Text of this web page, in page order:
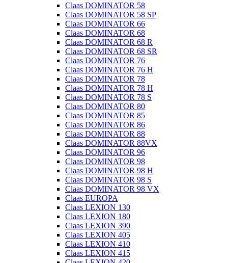
Claas DOMINATOR 58
Claas DOMINATOR 58 SP
Claas DOMINATOR 66
Claas DOMINATOR 68
Claas DOMINATOR 68 R
Claas DOMINATOR 68 SR
Claas DOMINATOR 76
Claas DOMINATOR 76 H
Claas DOMINATOR 78
Claas DOMINATOR 78 H
Claas DOMINATOR 78 S
Claas DOMINATOR 80
Claas DOMINATOR 85
Claas DOMINATOR 86
Claas DOMINATOR 88
Claas DOMINATOR 88VX
Claas DOMINATOR 96
Claas DOMINATOR 98
Claas DOMINATOR 98 H
Claas DOMINATOR 98 S
Claas DOMINATOR 98 VX
Claas EUROPA
Claas LEXION 130
Claas LEXION 180
Claas LEXION 390
Claas LEXION 405
Claas LEXION 410
Claas LEXION 415